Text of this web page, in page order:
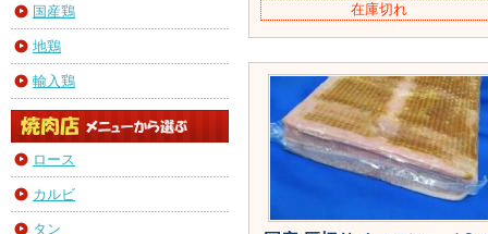
国産鶏
地鶏
輸入鶏
ロース
カルビ
タン
在庫切れ